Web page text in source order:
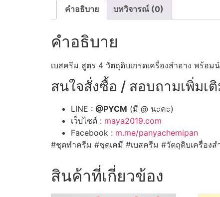
คำอธิบาย บทวิจารณ์ (0)
คำอธิบาย
เบสครีม สูตร 4 วัตถุดิบเกรดเครื่องสำอาง พร้
สนใจสั่งซื้อ / สอบถามเพิ่มเ
LINE : @PYCM (มี @ นะคะ)
เว็บไซต์ : maya2019.com
Facebook : m.me/panyachemipan
#ชุดทำครีม #ชุดเคมี #เบสครีม #วัตถุดิบเครื่องส
สินค้าที่เกี่ยวข้อง